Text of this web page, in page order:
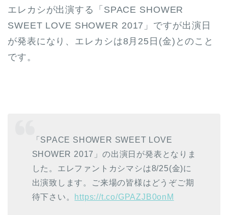
エレカシが出演する「SPACE SHOWER
SWEET LOVE SHOWER 2017」ですが出演日
が発表になり、エレカシは8月25日(金)とのこと
です。
「SPACE SHOWER SWEET LOVE
SHOWER 2017」の出演日が発表となりま
した。エレファントカシマシは8/25(金)に
出演致します。ご来場の皆様はどうぞご期
待下さい。 https://t.co/GPAZJB0onM